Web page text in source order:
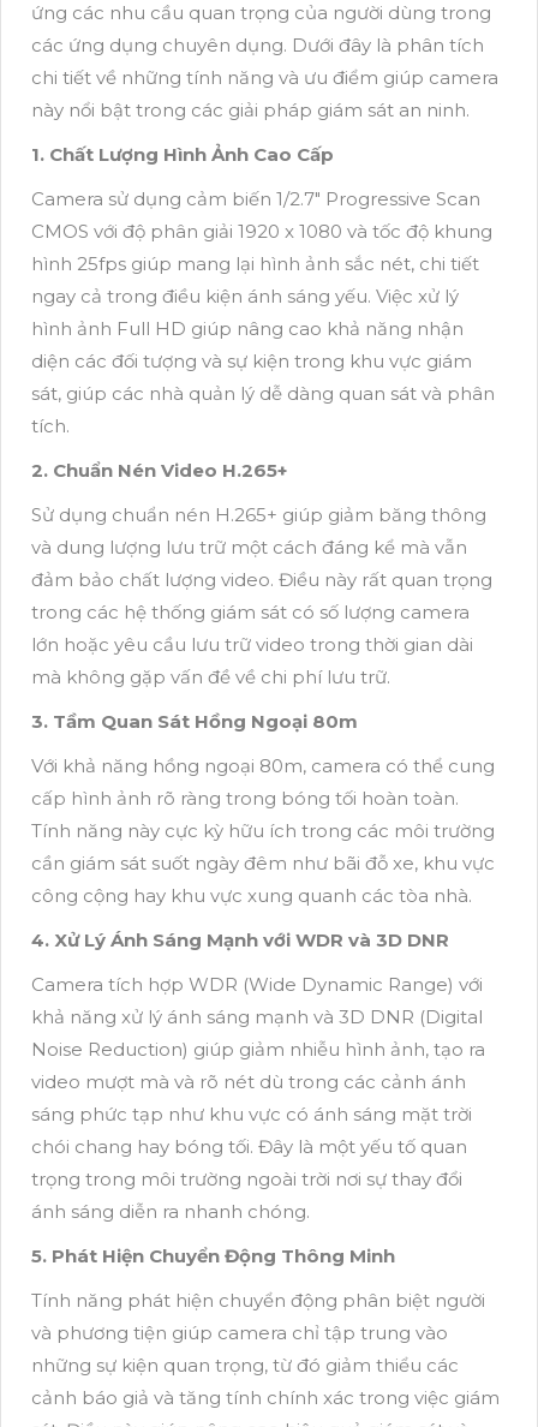
ứng các nhu cầu quan trọng của người dùng trong
các ứng dụng chuyên dụng. Dưới đây là phân tích
chi tiết về những tính năng và ưu điểm giúp camera
này nổi bật trong các giải pháp giám sát an ninh.
1. Chất Lượng Hình Ảnh Cao Cấp
Camera sử dụng cảm biến 1/2.7" Progressive Scan
CMOS với độ phân giải 1920 x 1080 và tốc độ khung
hình 25fps giúp mang lại hình ảnh sắc nét, chi tiết
ngay cả trong điều kiện ánh sáng yếu. Việc xử lý
hình ảnh Full HD giúp nâng cao khả năng nhận
diện các đối tượng và sự kiện trong khu vực giám
sát, giúp các nhà quản lý dễ dàng quan sát và phân
tích.
2. Chuẩn Nén Video H.265+
Sử dụng chuẩn nén H.265+ giúp giảm băng thông
và dung lượng lưu trữ một cách đáng kể mà vẫn
đảm bảo chất lượng video. Điều này rất quan trọng
trong các hệ thống giám sát có số lượng camera
lớn hoặc yêu cầu lưu trữ video trong thời gian dài
mà không gặp vấn đề về chi phí lưu trữ.
3. Tầm Quan Sát Hồng Ngoại 80m
Với khả năng hồng ngoại 80m, camera có thể cung
cấp hình ảnh rõ ràng trong bóng tối hoàn toàn.
Tính năng này cực kỳ hữu ích trong các môi trường
cần giám sát suốt ngày đêm như bãi đỗ xe, khu vực
công cộng hay khu vực xung quanh các tòa nhà.
4. Xử Lý Ánh Sáng Mạnh với WDR và 3D DNR
Camera tích hợp WDR (Wide Dynamic Range) với
khả năng xử lý ánh sáng mạnh và 3D DNR (Digital
Noise Reduction) giúp giảm nhiễu hình ảnh, tạo ra
video mượt mà và rõ nét dù trong các cảnh ánh
sáng phức tạp như khu vực có ánh sáng mặt trời
chói chang hay bóng tối. Đây là một yếu tố quan
trọng trong môi trường ngoài trời nơi sự thay đổi
ánh sáng diễn ra nhanh chóng.
5. Phát Hiện Chuyển Động Thông Minh
Tính năng phát hiện chuyển động phân biệt người
và phương tiện giúp camera chỉ tập trung vào
những sự kiện quan trọng, từ đó giảm thiểu các
cảnh báo giả và tăng tính chính xác trong việc giám